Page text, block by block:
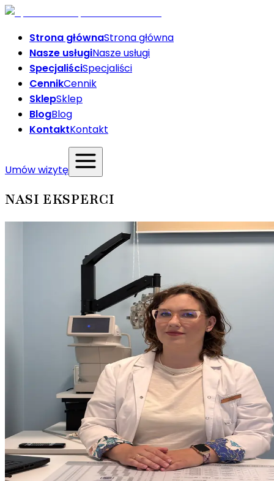
Strona głównaStrona główna
Nasze usługiNasze usługi
SpecjaliściSpecjaliści
CennikCennik
SklepSklep
BlogBlog
KontaktKontakt
Umów wizytę
NASI EKSPERCI